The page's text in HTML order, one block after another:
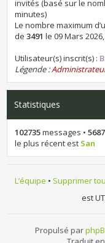
invités (basé sur le
minutes)
Le nombre maximum
de3491 le 09 Mars
Utilisateur(s) inscrit(s) :
Légende :
Statistiques
102735messages •5687
le plus récent est San
L’équipe • Supprimer
est
Propulsé par